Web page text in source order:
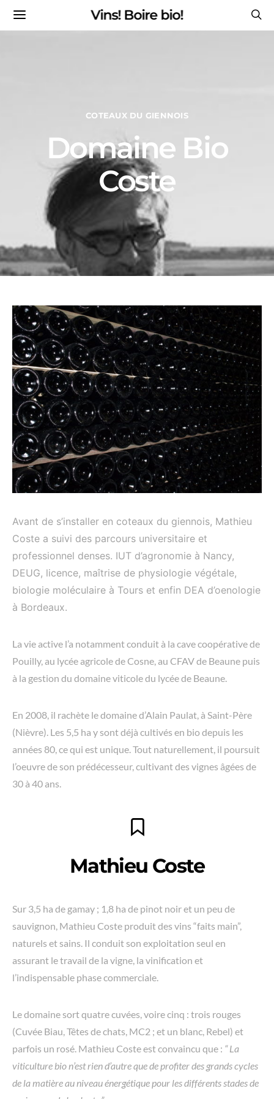
Vins! Boire bio!
COTEAUX DU GIENNOIS
Domaine Bio
Coste
Avant de s’installer en coteaux du giennois, Mathieu
Coste a suivi des parcours universitaire et
professionnel denses. IUT d’agronomie à Nancy,
DEUG, licence, maîtrise de physiologie végétale,
biologie moléculaire à Tours et enfin DEA d’oenologie
à Bordeaux.
La vie active l’a notamment conduit à la cave coopérative de
Pouilly, au lycée agricole de Cosne, au CFAV de Beaune puis
à la gestion du domaine viticole du lycée de Beaune.
En 2008, il rachète le domaine d’Alain Paulat, à Saint-Père
(Nièvre). Les 5,5 ha y sont déjà cultivés en bio depuis les
années 80, ce qui est unique. Tout naturellement, il poursuit
l’oeuvre de son prédécesseur, cultivant des vignes âgées de
30 à 40 ans.
Mathieu Coste
Sur 3,5 ha de gamay ; 1,8 ha de pinot noir et un peu de
sauvignon, Mathieu Coste produit des vins “faits main”,
naturels et sains. Il conduit son exploitation seul en
assurant le travail de la vigne, la vinification et
l’indispensable phase commerciale.
Le domaine sort quatre cuvées, voire cinq : trois rouges
(Cuvée Biau, Têtes de chats, MC2 ; et un blanc, Rebel) et
parfois un rosé. Mathieu Coste est convaincu que : “La
viticulture bio n’est rien d’autre que de profiter des grands cycles
de la matière au niveau énergétique pour les différents stades de